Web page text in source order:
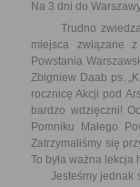
Na 3 dni do
Trudno zwiedzać
miejsca związane
Powstania
Zbigniew Daab ps.
rocznicę Akcji pod
bardzo wdzięczni!
Pomniku Małego
Zatrzymaliśmy się
To była ważna lekcja
Jesteśmy jednak